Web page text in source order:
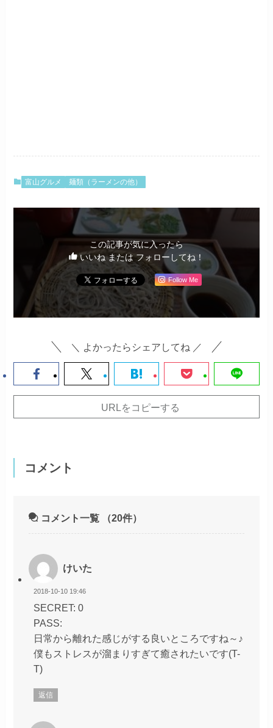
富山グルメ 麺類（ラーメンの他）
この記事が気に入ったら
いいね または フォローしてね！
Follow Me
＼ よかったらシェアしてね ／
URLをコピーする
コメント
コメント一覧 （20件）
けいた
2018-10-10 19:46
SECRET: 0
PASS:
日常から離れた感じがする良いところですね～♪
僕もストレスが溜まりすぎて癒されたいです(T-
T)
返信